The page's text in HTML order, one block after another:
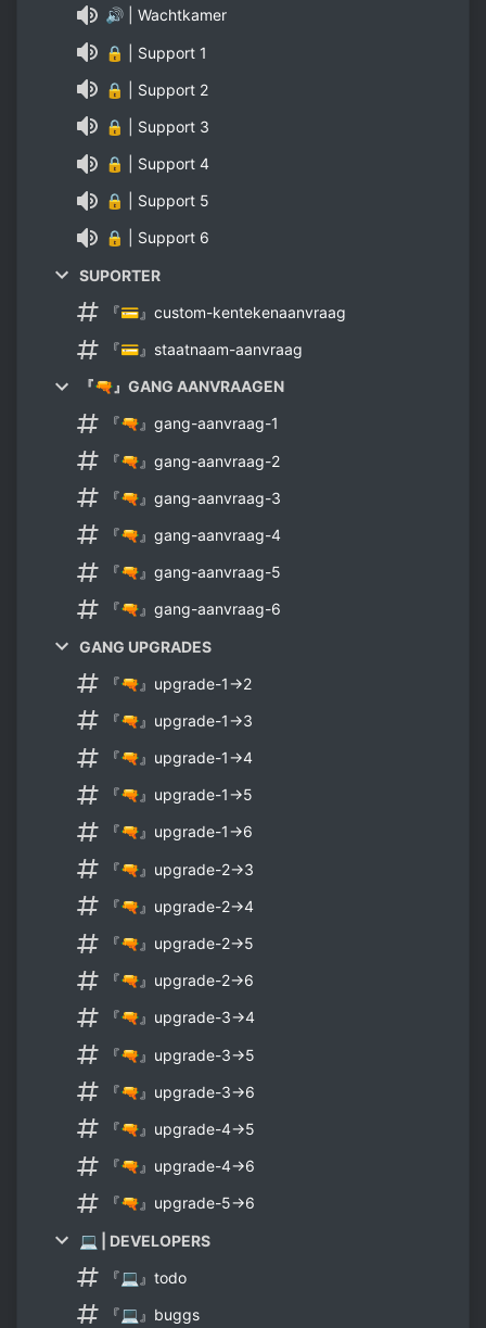
🔊 | Wachtkamer
🔒 | Support 1
🔒 | Support 2
🔒 | Support 3
🔒 | Support 4
🔒 | Support 5
🔒 | Support 6
SUPORTER
『💳』custom-kentekenaanvraag
『💳』staatnaam-aanvraag
『🔫』GANG AANVRAAGEN
『🔫』gang-aanvraag-1
『🔫』gang-aanvraag-2
『🔫』gang-aanvraag-3
『🔫』gang-aanvraag-4
『🔫』gang-aanvraag-5
『🔫』gang-aanvraag-6
GANG UPGRADES
『🔫』upgrade-1→2
『🔫』upgrade-1→3
『🔫』upgrade-1→4
『🔫』upgrade-1→5
『🔫』upgrade-1→6
『🔫』upgrade-2→3
『🔫』upgrade-2→4
『🔫』upgrade-2→5
『🔫』upgrade-2→6
『🔫』upgrade-3→4
『🔫』upgrade-3→5
『🔫』upgrade-3→6
『🔫』upgrade-4→5
『🔫』upgrade-4→6
『🔫』upgrade-5→6
💻 | DEVELOPERS
『💻』todo
『💻』buggs